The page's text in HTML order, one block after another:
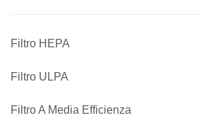
Filtro HEPA
Filtro ULPA
Filtro A Media Efficienza